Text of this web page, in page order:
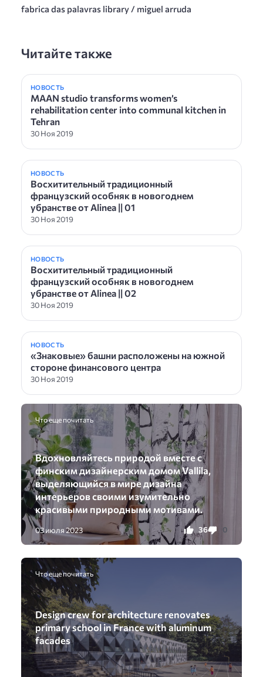
fabrica das palavras library / miguel arruda
Читайте также
НОВОСТЬ
MAAN studio transforms women’s
rehabilitation center into communal kitchen in
Tehran
30 Ноя 2019
НОВОСТЬ
Восхитительный традиционный
французский особняк в новогоднем
убранстве от Alinea || 01
30 Ноя 2019
НОВОСТЬ
Восхитительный традиционный
французский особняк в новогоднем
убранстве от Alinea || 02
30 Ноя 2019
НОВОСТЬ
«Знаковые» башни расположены на южной
стороне финансового центра
30 Ноя 2019
Что еще почитать
Вдохновляйтесь природой вместе с
финским дизайнерским домом Vallila,
выделяющийся в мире дизайна
интерьеров своими изумительно
красивыми природными мотивами.
03 июля 2023 36 0
Что еще почитать
Design crew for architecture renovates
primary school in France with aluminum
facades